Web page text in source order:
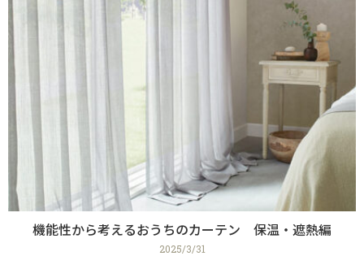
機能性から考えるおうちのカーテン 保温・遮熱編
2025/3/31